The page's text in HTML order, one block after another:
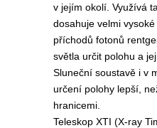
v jejím okolí. Využívá
dosahuje velmi
příchodů fotonů
světla určit polohu a
Sluneční soustavě i v
určení polohy lepší,
hranicemi.
Teleskop XTI (X-ray